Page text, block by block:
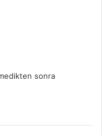
sonra